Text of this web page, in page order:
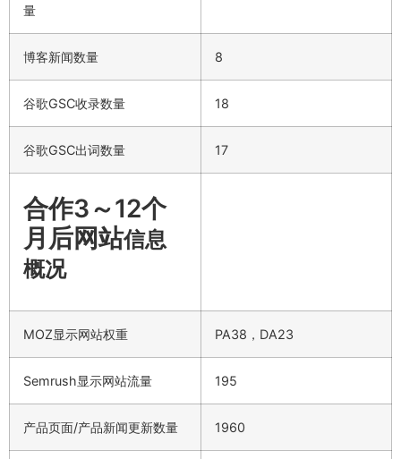
量
博客新闻数量 8
谷歌GSC收录数量 18
谷歌GSC出词数量 17
合作3～12个
月后网站信息
概况
MOZ显示网站权重 PA38，DA23
Semrush显示网站流量 195
产品页面/产品新闻更新数量 1960